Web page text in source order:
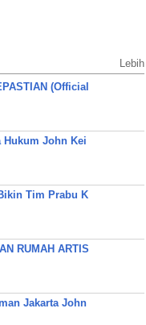
Lebih
(Official
Hukum John Kei
Tim Prabu K
RUMAH ARTIS
Jakarta John